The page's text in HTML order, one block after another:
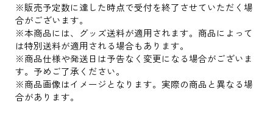
※販売予定数に達した時点で受付を終了させていただく場
合がございます。
※本商品には、グッズ送料が適用されます。商品によって
は特別送料が適用される場合もあります。
※商品仕様や発送日は予告なく変更になる場合がございま
す。予めご了承ください。
※商品画像はイメージとなります。実際の商品と異なる場
合があります。